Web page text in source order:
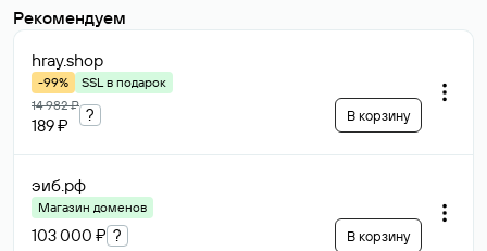
Рекомендуем
hray.shop
-99%
SSL в подарок
14 982 ₽
189 ₽
? В корзину
эиб.рф
Магазин доменов
103 000 ₽ ? В корзину